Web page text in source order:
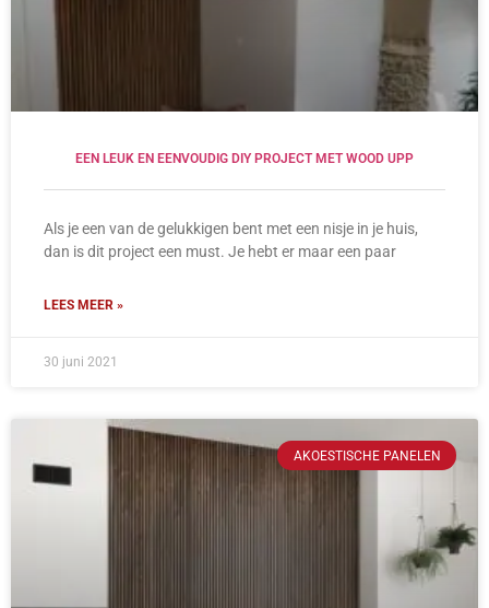
EEN LEUK EN EENVOUDIG DIY PROJECT MET WOOD UPP
Als je een van de gelukkigen bent met een nisje in je huis,
dan is dit project een must. Je hebt er maar een paar
LEES MEER »
30 juni 2021
AKOESTISCHE PANELEN